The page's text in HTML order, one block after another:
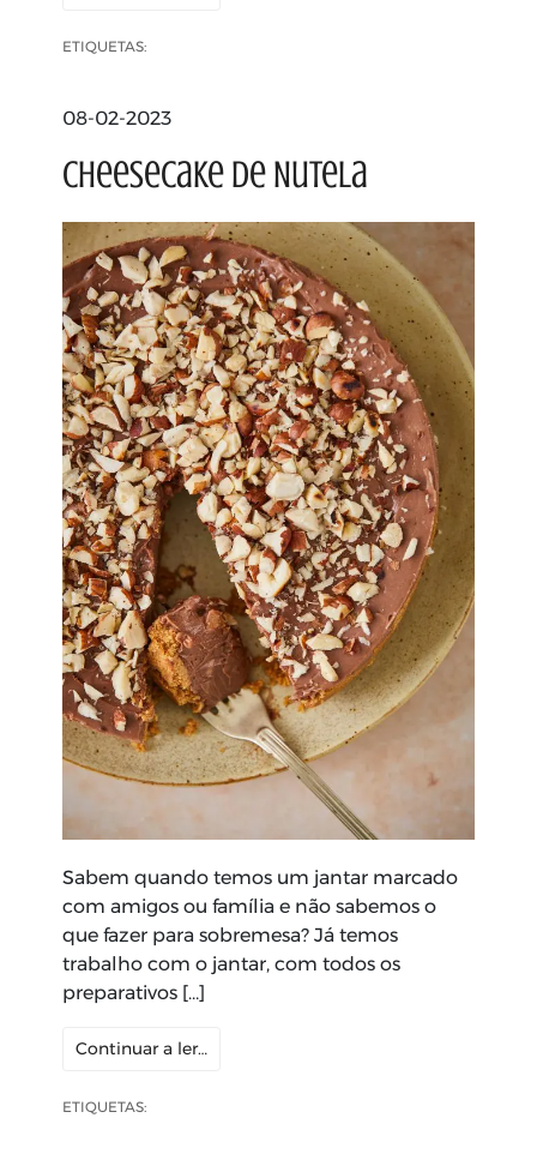
ETIQUETAS:
08-02-2023
Cheesecake de Nutela
Sabem quando temos um jantar marcado
com amigos ou família e não sabemos o
que fazer para sobremesa? Já temos
trabalho com o jantar, com todos os
preparativos […]
Continuar a ler…
ETIQUETAS: